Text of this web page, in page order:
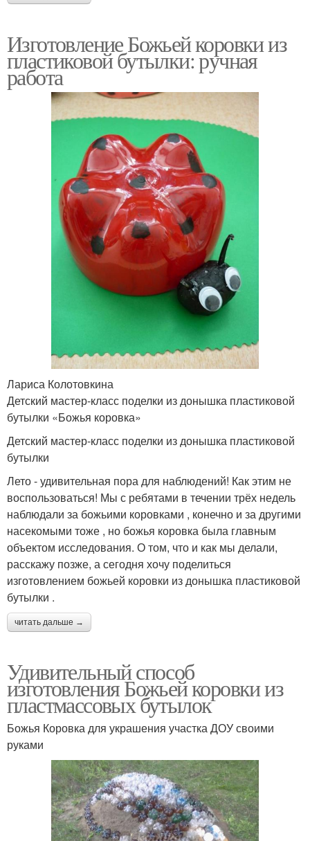
Изготовление Божьей коровки из
пластиковой бутылки: ручная
работа
Лариса Колотовкина
Детский мастер-класс поделки из донышка пластиковой
бутылки «Божья коровка»
Детский мастер-класс поделки из донышка пластиковой
бутылки
Лето - удивительная пора для наблюдений! Как этим не
воспользоваться! Мы с ребятами в течении трёх недель
наблюдали за божьими коровками , конечно и за другими
насекомыми тоже , но божья коровка была главным
объектом исследования. О том, что и как мы делали,
расскажу позже, а сегодня хочу поделиться
изготовлением божьей коровки из донышка пластиковой
бутылки .
читать дальше →
Удивительный способ
изготовления Божьей коровки из
пластмассовых бутылок
Божья Коровка для украшения участка ДОУ своими
руками